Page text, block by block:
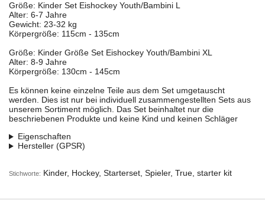
Größe: Kinder Set Eishockey Youth/Bambini L
Alter: 6-7 Jahre
Gewicht: 23-32 kg
Körpergröße: 115cm - 135cm
Größe: Kinder Größe Set Eishockey Youth/Bambini XL
Alter: 8-9 Jahre
Körpergröße: 130cm - 145cm
Es können keine einzelne Teile aus dem Set umgetauscht
werden. Dies ist nur bei individuell zusammengestellten Sets aus
unserem Sortiment möglich. Das Set beinhaltet nur die
beschriebenen Produkte und keine Kind und keinen Schläger
Eigenschaften
Hersteller (GPSR)
Stichworte: Kinder, Hockey, Starterset, Spieler, True, starter kit